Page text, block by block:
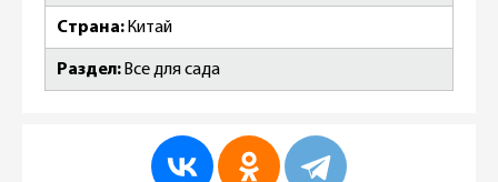
Страна Китай
Раздел Все для сада